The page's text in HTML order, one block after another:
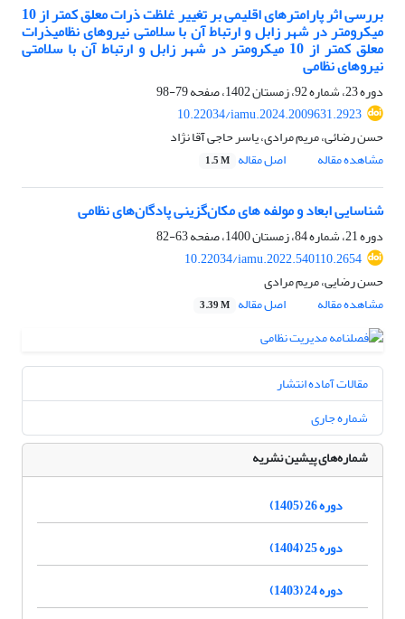
بررسی اثر پارامترهای اقلیمی بر تغییر غلظت ذرات معلق کمتر از 10
میکرومتر در شهر زابل و ارتباط آن با سلامتی نیروهای نظامیذرات
معلق کمتر از 10 میکرومتر در شهر زابل و ارتباط آن با سلامتی
نیروهای نظامی
دوره 23، شماره 92، زمستان 1402، صفحه
79-98
10.22034/iamu.2024.2009631.2923
حسن رضائی، مریم مرادی، یاسر حاجی آقا نژاد
مشاهده مقاله
اصل مقاله 1.5 M
شناسایی ابعاد و مولفه های مکان‌گزینی پادگان‌های نظامی
دوره 21، شماره 84، زمستان 1400، صفحه
63-82
10.22034/iamu.2022.540110.2654
حسن رضایی، مریم مرادی
مشاهده مقاله
اصل مقاله 3.39 M
مقالات آماده انتشار
شماره جاری
شماره‌های پیشین نشریه
دوره 26 (1405)
دوره 25 (1404)
دوره 24 (1403)